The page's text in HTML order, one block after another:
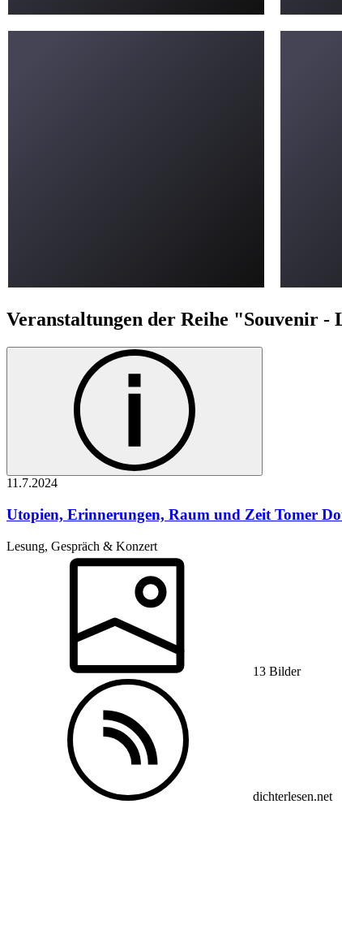
Veranstaltungen der Reihe "Souvenir
11.7.2024
Utopien, Erinnerungen, Raum und Zeit Tomer
Lesung, Gespräch & Konzert
13 Bilder
dichterlesen.net